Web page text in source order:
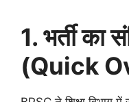
1. भर्ती का
(Quick